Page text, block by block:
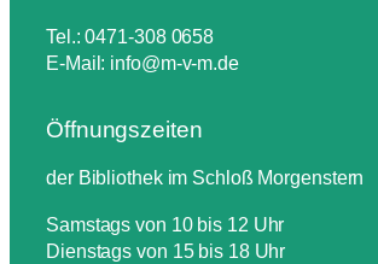
Tel.: 0471-308 0658
E-Mail: info@m-v-m.de
Öffnungszeiten
der Bibliothek im Schloß Morgenstern
Samstags von 10 bis 12 Uhr
Dienstags von 15 bis 18 Uhr